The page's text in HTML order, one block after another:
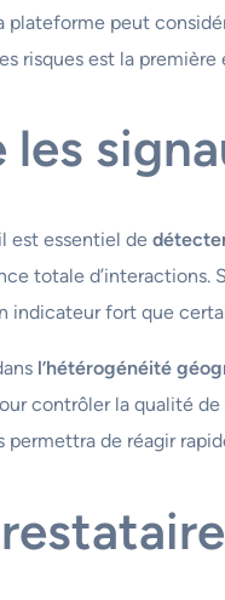
plateforme peut
risques est la
est essentiel de
totale d’interactions.
indicateur fort que
l’hétérogénéité
contrôler la qualité
de réagir